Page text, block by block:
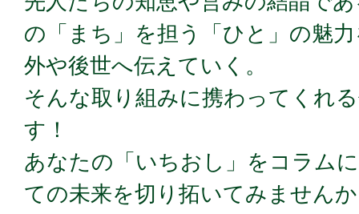
の「まち」を担う「ひと」の魅
外や後世へ伝えていく。
そんな取り組みに携わってくれ
す！
あなたの「いちおし」をコラム
ての未来を切り拓いてみません